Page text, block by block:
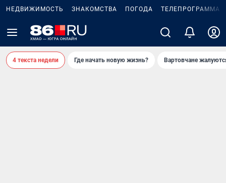
НЕДВИЖИМОСТЬ ЗНАКОМСТВА ПОГОДА ТЕЛЕПРОГРАММА
4 текста недели Где начать новую жизнь? Вартовчане